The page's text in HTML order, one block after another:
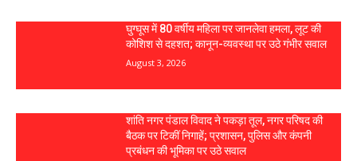
घुग्घूस में 80 वर्षीय महिला पर जानलेवा हमला, लूट की
कोशिश से दहशत; कानून-व्यवस्था पर उठे गंभीर सवाल
August 3, 2026
शांति नगर पंडाल विवाद ने पकड़ा तूल, नगर परिषद की
बैठक पर टिकीं निगाहें; प्रशासन, पुलिस और कंपनी
प्रबंधन की भूमिका पर उठे सवाल